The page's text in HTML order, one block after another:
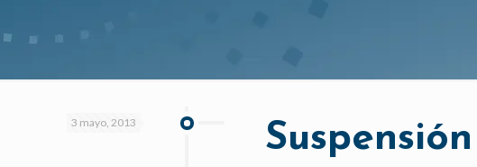
3 mayo, 2013